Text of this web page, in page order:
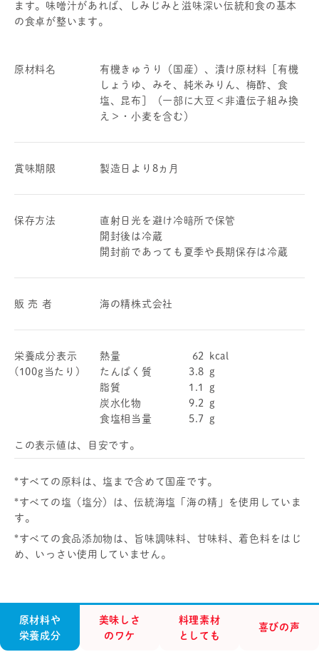
ます。味噌汁があれば、しみじみと滋味深い伝統和食の基本
の食卓が整います。
原材料名
有機きゅうり（国産）、漬け原材料［有機
しょうゆ、みそ、純米みりん、梅酢、食
塩、昆布］（一部に大豆＜非遺伝子組み換
え＞・小麦を含む）
賞味期限 製造日より8ヵ月
保存方法
直射日光を避け冷暗所で保管
開封後は冷蔵
開封前であっても夏季や長期保存は冷蔵
販 売 者 海の精株式会社
栄養成分表示
(100g当たり)
熱量 62
kcal
たんぱく質
3.8
g
脂質
1.1
g
炭水化物
9.2
g
食塩相当量
5.7 g
この表示値は、目安です。
*すべての原料は、塩まで含めて国産です。
*すべての塩（塩分）は、伝統海塩「海の精」を使用していま
す。
*すべての食品添加物は、旨味調味料、甘味料、着色料をはじ
め、いっさい使用していません。
原材料や
栄養成分
美味しさ
のワケ
料理素材
としても
喜びの声